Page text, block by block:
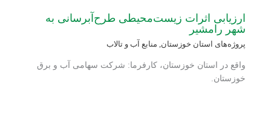
ارزیابی اثرات زیست‌محیطی طرح‌آبرسانی به
شهر رامشیر
پروژه‌های استان خوزستان, منابع آب و تالاب
واقع در استان خوزستان، کارفرما: شرکت سهامی آب و برق
خوزستان.